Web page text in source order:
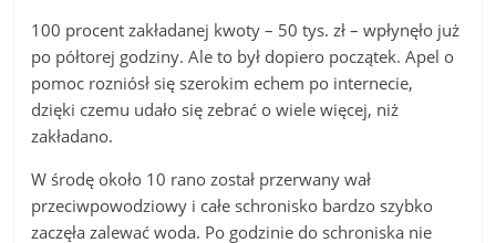
100 procent zakładanej kwoty – 50 tys. zł – wpłynęło już
po półtorej godziny. Ale to był dopiero początek. Apel o
pomoc rozniósł się szerokim echem po internecie,
dzięki czemu udało się zebrać o wiele więcej, niż
zakładano.
W środę około 10 rano został przerwany wał
przeciwpowodziowy i całe schronisko bardzo szybko
zaczęła zalewać woda. Po godzinie do schroniska nie